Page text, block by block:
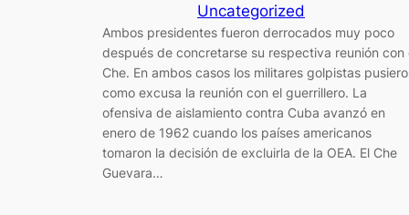
Uncategorized
Ambos presidentes fueron derrocados muy poco
después de concretarse su respectiva reunión con
Che. En ambos casos los militares golpistas
como excusa la reunión con el guerrillero. La
ofensiva de aislamiento contra Cuba avanzó en
enero de 1962 cuando los países americanos
tomaron la decisión de excluirla de la OEA. El Che
Guevara…